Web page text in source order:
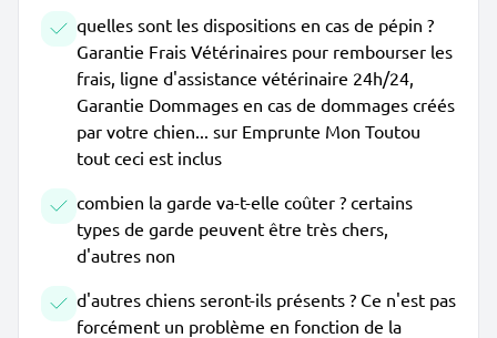
quelles sont les dispositions en cas de pépin ?
Garantie Frais Vétérinaires pour rembourser les
frais, ligne d'assistance vétérinaire 24h/24,
Garantie Dommages en cas de dommages créés
par votre chien... sur Emprunte Mon Toutou
tout ceci est inclus
combien la garde va-t-elle coûter ? certains
types de garde peuvent être très chers,
d'autres non
d'autres chiens seront-ils présents ? Ce n'est pas
forcément un problème en fonction de la